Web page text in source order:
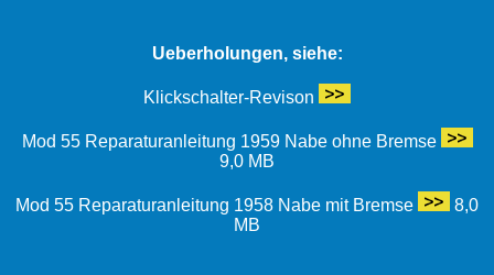
Ueberholungen, siehe:
Klickschalter-Revison
Mod 55 Reparaturanleitung 1959 Nabe ohne Bremse
9,0 MB
Mod 55 Reparaturanleitung 1958 Nabe mit Bremse
8,0
MB